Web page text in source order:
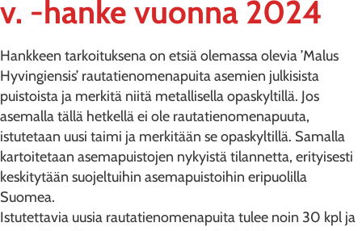
v. -hanke vuonna 2024
Hankkeen tarkoituksena on etsiä olemassa olevia ’Malus
Hyvingiensis’ rautatienomenapuita asemien julkisista
puistoista ja merkitä niitä metallisella opaskyltillä. Jos
asemalla tällä hetkellä ei ole rautatienomenapuuta,
istutetaan uusi taimi ja merkitään se opaskyltillä. Samalla
kartoitetaan asemapuistojen nykyistä tilannetta, erityisesti
keskitytään suojeltuihin asemapuistoihin eripuolilla
Suomea.
Istutettavia uusia rautatienomenapuita tulee noin 30 kpl ja